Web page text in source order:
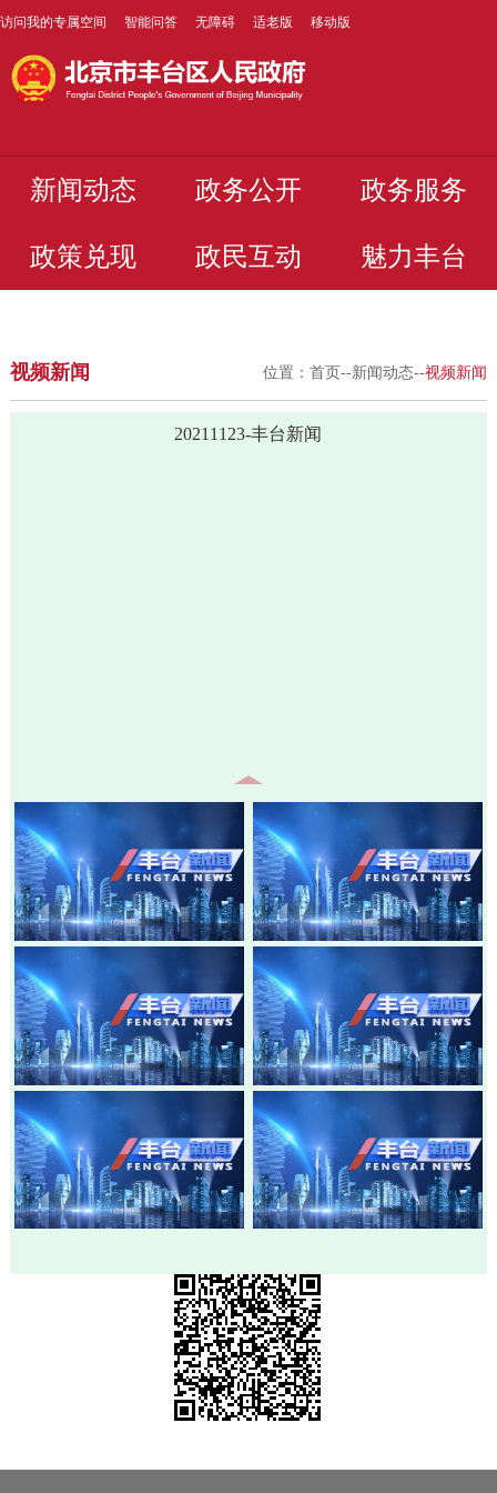
访问我的专属空间 智能问答 无障碍 适老版 移动版
新闻动态 政务公开 政务服务
政策兑现 政民互动 魅力丰台
视频新闻 位置：首页--新闻动态--视频新闻
20211123-丰台新闻
20260805-丰台新闻
20260803-丰台新闻
20260730-丰台新闻
20260728-丰台新闻